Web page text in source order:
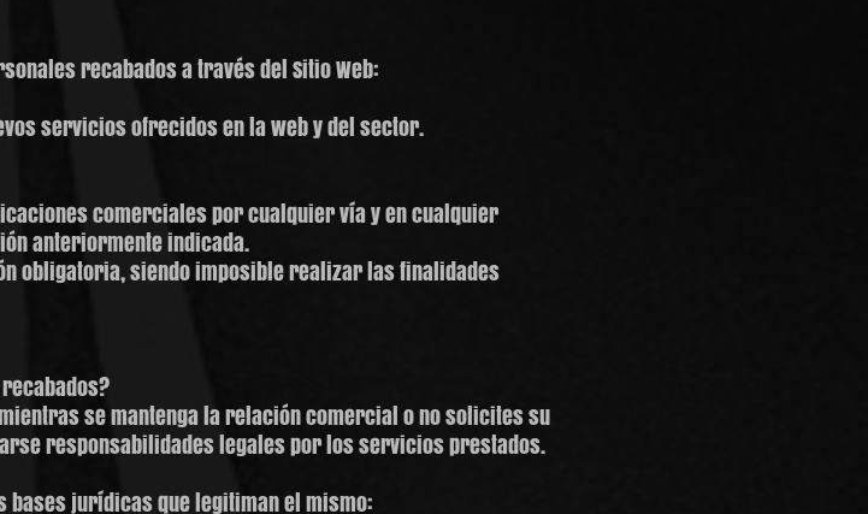
recabados a través del Sitio Web:
servicios ofrecidos en la web y del sector.
comerciales por cualquier vía y en cualquier
anteriormente indicada.
obligatoria, siendo imposible realizar las finalidades
se mantenga la relación comercial o no solicites su
responsabilidades legales por los servicios prestados.
bases jurídicas que legitiman el mismo: